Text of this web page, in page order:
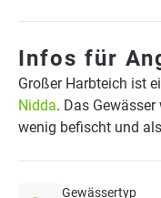
Infos für
Großer Harbteich ist
Nidda. Das
wenig befischt und
Gewässertyp